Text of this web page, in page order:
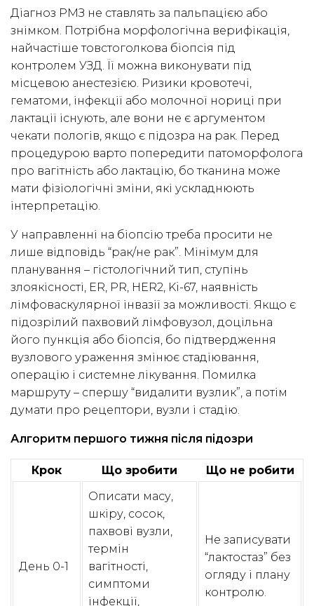
Діагноз РМЗ не ставлять за пальпацією або
знімком. Потрібна морфологічна верифікація,
найчастіше товстоголкова біопсія під
контролем УЗД. Її можна виконувати під
місцевою анестезією. Ризики кровотечі,
гематоми, інфекції або молочної нориці при
лактації існують, але вони не є аргументом
чекати пологів, якщо є підозра на рак. Перед
процедурою варто попередити патоморфолога
про вагітність або лактацію, бо тканина може
мати фізіологічні зміни, які ускладнюють
інтерпретацію.
У направленні на біопсію треба просити не
лише відповідь “рак/не рак”. Мінімум для
планування – гістологічний тип, ступінь
злоякісності, ER, PR, HER2, Ki-67, наявність
лімфоваскулярної інвазії за можливості. Якщо є
підозрілий пахвовий лімфовузол, доцільна
його пункція або біопсія, бо підтвердження
вузлового ураження змінює стадіювання,
операцію і системне лікування. Помилка
маршруту – спершу “видалити вузлик”, а потім
думати про рецептори, вузли і стадію.
Алгоритм першого тижня після підозри
Крок Що зробити Що не робити
День 0-1
Описати масу,
шкіру, сосок,
пахвові вузли,
термін
вагітності,
симптоми
інфекції,
Не записувати
“лактостаз” без
огляду і плану
контролю.